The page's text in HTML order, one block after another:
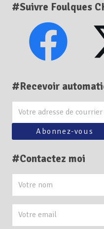
#Suivre Foulques
#Recevoir
#Contactez moi